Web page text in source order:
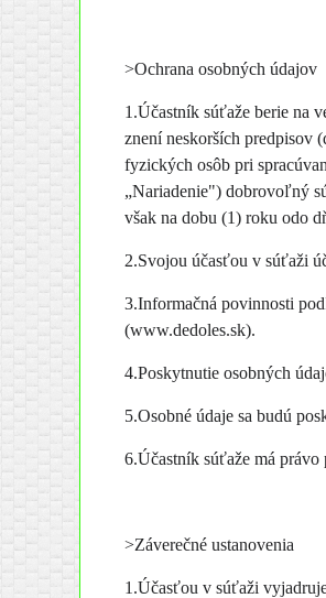
>Ochrana osobných údajov
1.Účastník súťaže berie na
znení neskorších predpisov
fyzických osôb pri
„Nariadenie") dobrovoľný
však na dobu (1) roku odo
2.Svojou účasťou v súťaži
3.Informačná povinnosti
(www.dedoles.sk).
4.Poskytnutie osobných
5.Osobné údaje sa budú
6.Účastník súťaže má
>Záverečné ustanovenia
1.Účasťou v súťaži